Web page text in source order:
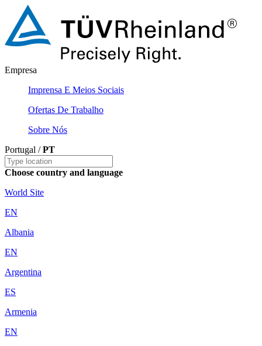
Empresa
Imprensa E Meios Sociais
Ofertas De Trabalho
Sobre Nós
Portugal /PT
Choose country and language
World Site
EN
Albania
EN
Argentina
ES
Armenia
EN